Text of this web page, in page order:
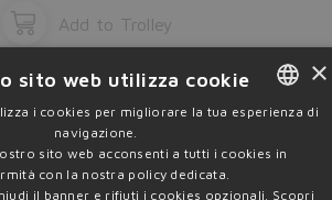
Add to Trolley
Login
×
sito web utilizza cookie
i cookies per migliorare la tua esperienza di
navigazione.
sito web acconsenti a tutti i cookies in
con la nostra policy dedicata.
il banner e rifiuti i cookies opzionali. Scopri